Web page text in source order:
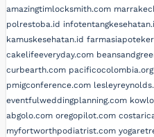
amazingtimlocksmith.com
polrestoba.id
kamuskesehatan.id
cakelifeeveryday.com
curbearth.com pacificocolombia.org
pmigconference.com
eventfulweddingplanning.com
abgolo.com oregopilot.com
myfortworthpodiatrist.com